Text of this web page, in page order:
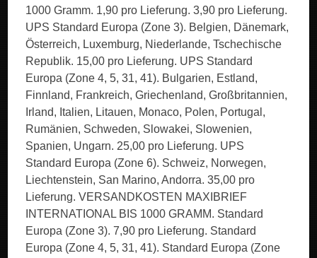
1000 Gramm. 1,90 pro Lieferung. 3,90 pro Lieferung.
UPS Standard Europa (Zone 3). Belgien, Dänemark,
Österreich, Luxemburg, Niederlande, Tschechische
Republik. 15,00 pro Lieferung. UPS Standard
Europa (Zone 4, 5, 31, 41). Bulgarien, Estland,
Finnland, Frankreich, Griechenland, Großbritannien,
Irland, Italien, Litauen, Monaco, Polen, Portugal,
Rumänien, Schweden, Slowakei, Slowenien,
Spanien, Ungarn. 25,00 pro Lieferung. UPS
Standard Europa (Zone 6). Schweiz, Norwegen,
Liechtenstein, San Marino, Andorra. 35,00 pro
Lieferung. VERSANDKOSTEN MAXIBRIEF
INTERNATIONAL BIS 1000 GRAMM. Standard
Europa (Zone 3). 7,90 pro Lieferung. Standard
Europa (Zone 4, 5, 31, 41). Standard Europa (Zone